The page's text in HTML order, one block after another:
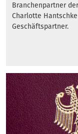
Branchenpartner
Charlotte
Geschäftspartner.